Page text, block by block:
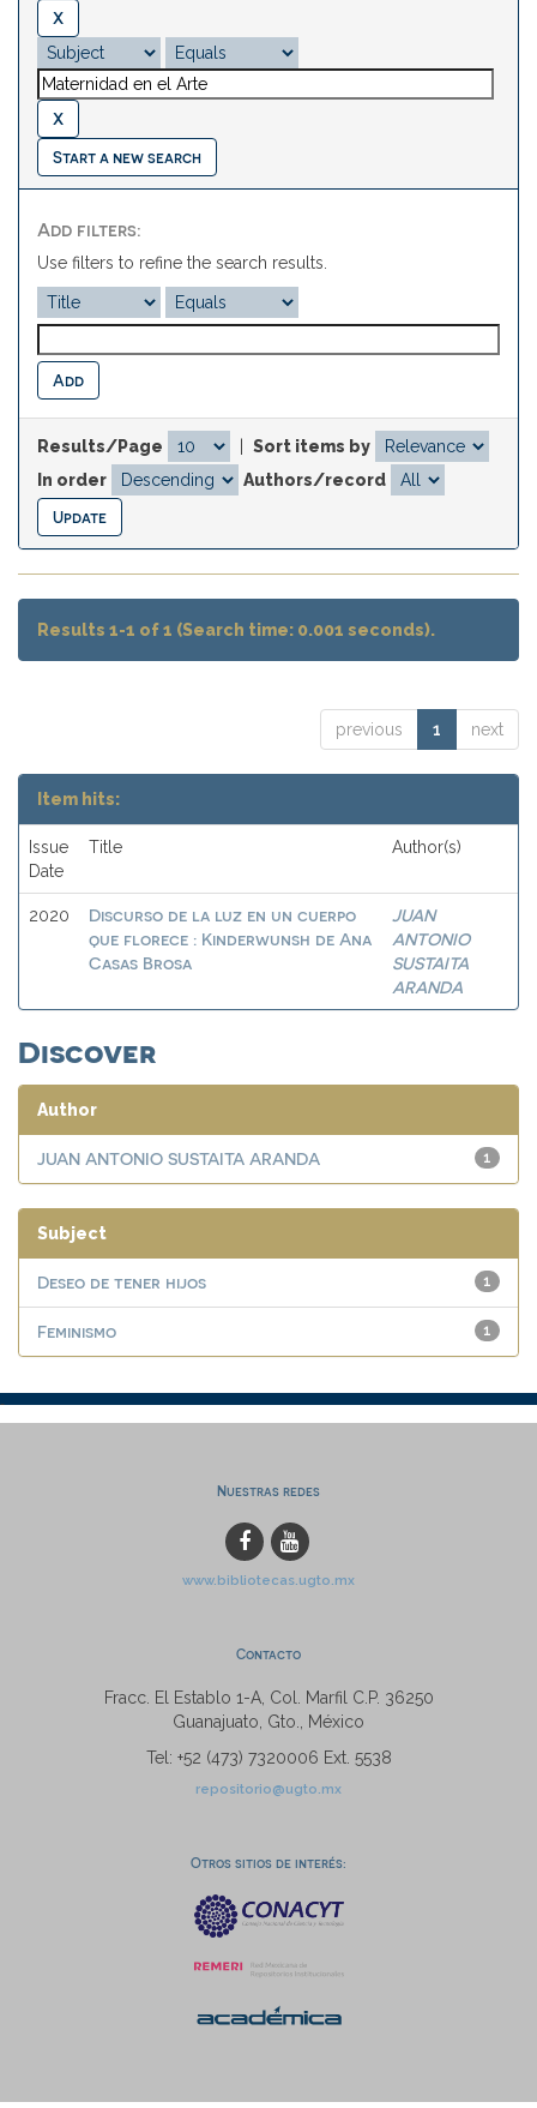
Start a new search
Add filters:
Use filters to refine the search results.
Results/Page
Sort items by
In order
Authors/record
Results 1-1 of 1 (Search time: 0.001 seconds).
previous 1 next
Item hits:
Issue
Date
Title Author(s)
2020
Discurso de la luz en un cuerpo
que florece : Kinderwunsh de Ana
Casas Brosa
JUAN
ANTONIO
SUSTAITA
ARANDA
Discover
Author
1
JUAN ANTONIO SUSTAITA ARANDA
Subject
1
Deseo de tener hijos
1
Feminismo
Nuestras redes
www.bibliotecas.ugto.mx
Contacto
Fracc. El Establo 1-A, Col. Marfil C.P. 36250
Guanajuato, Gto., México
Tel: +52 (473) 7320006 Ext. 5538
repositorio@ugto.mx
Otros sitios de interés: